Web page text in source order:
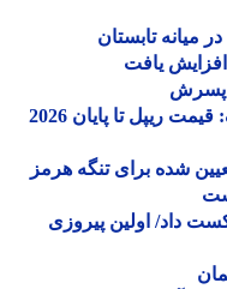
تابستان
یافت
پیش بینی هوش مصنوعی ایلان ماسک: قیمت ریپل تا پایان 2026
برای تنگه هرمز
اولین پیروزی